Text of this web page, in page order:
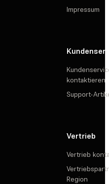
Impressum
kontaktieren
Support-
Vertrieb
Vertrieb
Region